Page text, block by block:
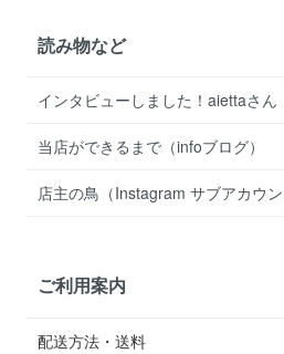
読み物など
インタビューしました！aiettaさん
当店ができるまで（infoブログ）
店主の鳥（Instagram サブアカウン
ご利用案内
配送方法・送料